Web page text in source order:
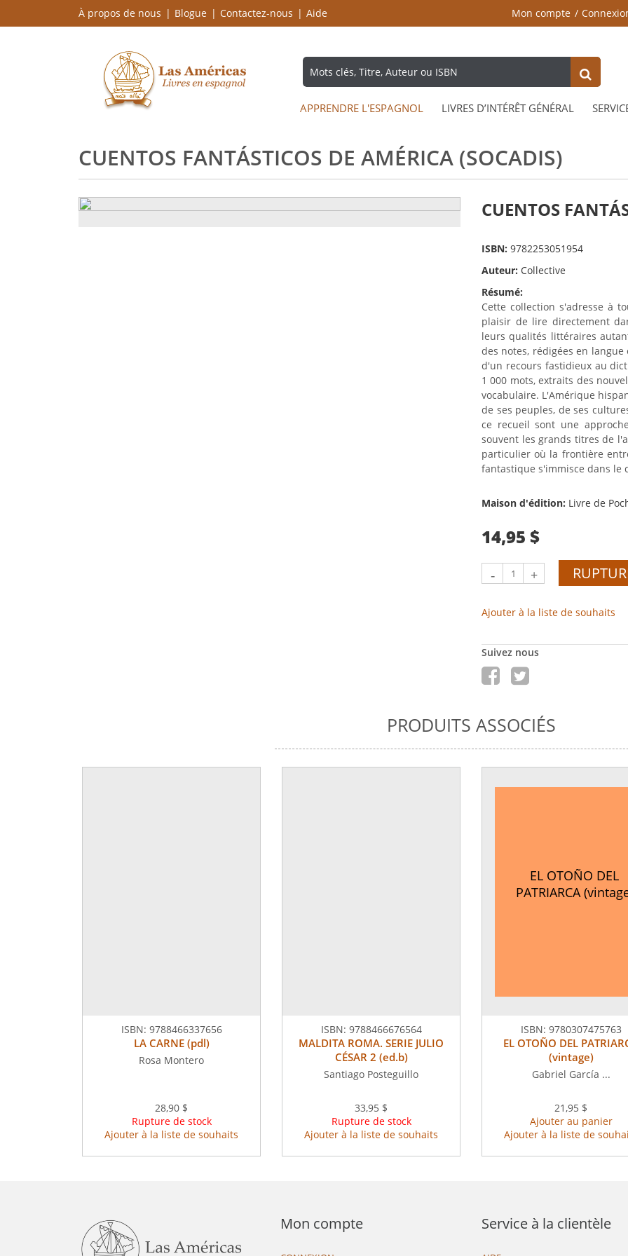
À propos de nous Blogue Contactez-nous Aide Mon compte
APPRENDRE L'ESPAGNOL LIVRES D’INTÉRÊT GÉNÉRAL
CUENTOS FANTÁSTICOS DE AMÉRICA (SOCADIS)
CUENTOS
ISBN: 9782253051954
Auteur: Collective
Résumé:
Cette collection s'adresse à
plaisir de lire directement
leurs qualités littéraires
des notes, rédigées en
d'un recours fastidieux au
1 000 mots, extraits des
vocabulaire. L'Amérique
de ses peuples, de ses
ce recueil sont une
souvent les grands titres de
particulier où la frontière
fantastique s'immisce dans le
Maison d'édition: Livre de
14,95 $
- +
Ajouter à la liste de souhaits
Suivez nous
PRODUITS ASSOCIÉS
ISBN: 9788466337656
LA CARNE (pdl)
Rosa Montero
28,90 $
Rupture de stock
Ajouter à la liste de souhaits
ISBN: 9788466676564
MALDITA ROMA. SERIE JULIO
CÉSAR 2 (ed.b)
Santiago Posteguillo
33,95 $
Rupture de stock
Ajouter à la liste de souhaits
EL OTOÑO DEL
PATRIARCA
ISBN: 9780307475763
EL OTOÑO DEL
(vintage)
Gabriel García ...
21,95 $
Ajouter au panier
Ajouter à la liste de
Mon compte Service à la clientèle